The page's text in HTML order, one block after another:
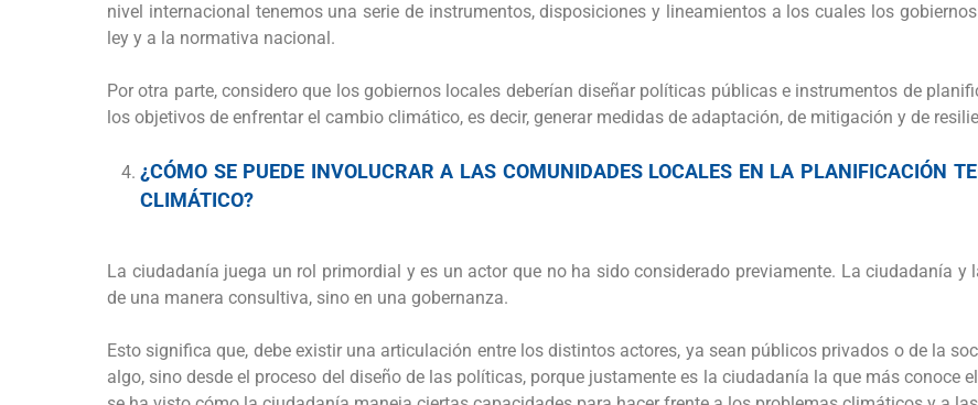
nivel internacional tenemos una serie de instrumentos, disposiciones y lineamientos a los cuales los
ley y a la normativa nacional.
Por otra parte, considero que los gobiernos locales deberían diseñar políticas públicas e instrumentos de
los objetivos de enfrentar el cambio climático, es decir, generar medidas de adaptación, de mitigación y de
¿CÓMO SE PUEDE INVOLUCRAR A LAS COMUNIDADES LOCALES EN LA PLANIFICACIÓN
CLIMÁTICO?
La ciudadanía juega un rol primordial y es un actor que no ha sido considerado previamente. La ciudadanía
de una manera consultiva, sino en una gobernanza.
Esto significa que, debe existir una articulación entre los distintos actores, ya sean públicos privados o de la
algo, sino desde el proceso del diseño de las políticas, porque justamente es la ciudadanía la que más conoce